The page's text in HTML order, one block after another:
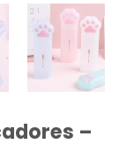
–